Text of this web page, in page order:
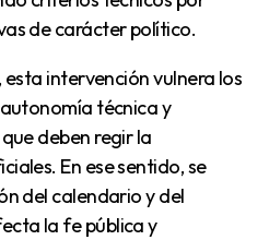
de carácter político.
técnica y
deben regir la
En ese sentido, se
del calendario y del
la fe pública y